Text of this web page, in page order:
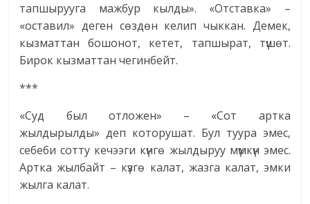
тапшырууга мажбур кылды». «Отставка» –
«оставил» деген сөздөн келип чыккан. Демек,
кызматтан бошонот, кетет, тапшырат, түшөт.
Бирок кызматтан чегинбейт.
***
«Суд был отложен» – «Сот артка
жылдырылды» деп которушат. Бул туура эмес,
себеби сотту кечээги күнгө жылдыруу мүмкүн эмес.
Артка жылбайт – күзгө калат, жазга калат, эмки
жылга калат.